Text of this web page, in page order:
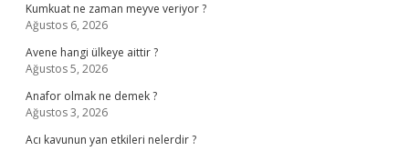
Kumkuat ne zaman meyve veriyor ?
Ağustos 6, 2026
Avene hangi ülkeye aittir ?
Ağustos 5, 2026
Anafor olmak ne demek ?
Ağustos 3, 2026
Acı kavunun yan etkileri nelerdir ?